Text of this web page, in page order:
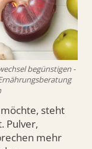
begünstigen -
steht
Pulver,
mehr